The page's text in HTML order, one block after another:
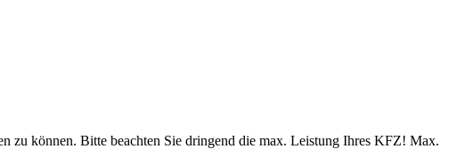
können. Bitte beachten Sie dringend die max. Leistung Ihres KFZ! Max.